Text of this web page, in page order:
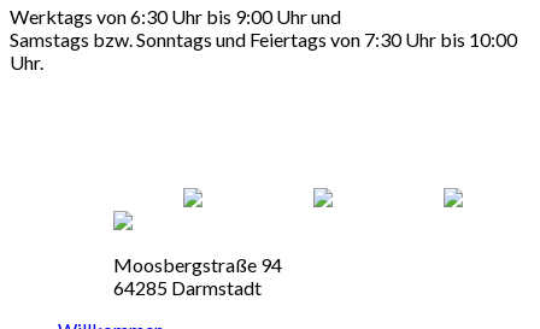
Werktags von 6:30 Uhr bis 9:00 Uhr und
Samstags bzw. Sonntags und Feiertags von 7:30 Uhr bis 10:00
Uhr.
Moosbergstraße 94
64285 Darmstadt